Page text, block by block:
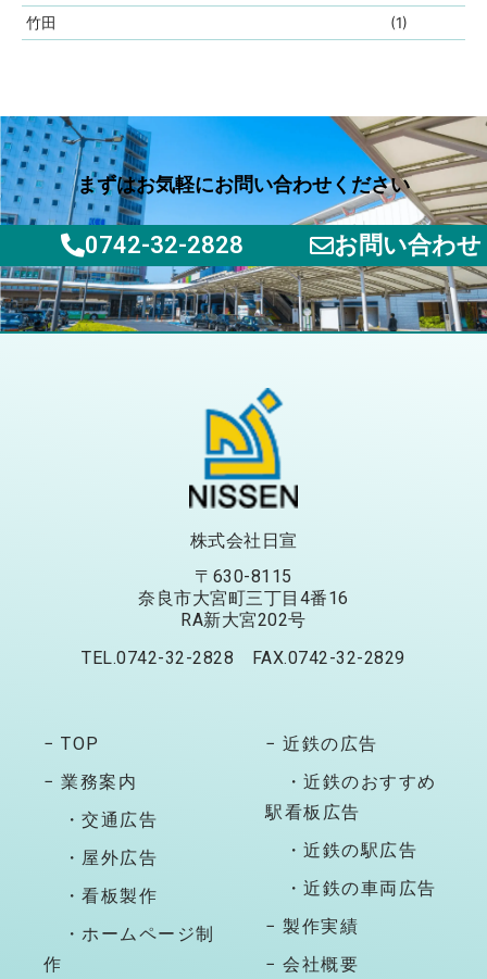
竹田
(1)
まずはお気軽にお問い合わせください
0742-32-2828 お問い合わせ
株式会社日宣
〒630-8115
奈良市大宮町三丁目4番16
RA新大宮202号
TEL.0742-32-2828 FAX.0742-32-2829
− TOP
− 業務案内
・交通広告
・屋外広告
・看板製作
・ホームページ制
作
− 近鉄の広告
・近鉄のおすすめ
駅看板広告
・近鉄の駅広告
・近鉄の車両広告
− 製作実績
− 会社概要